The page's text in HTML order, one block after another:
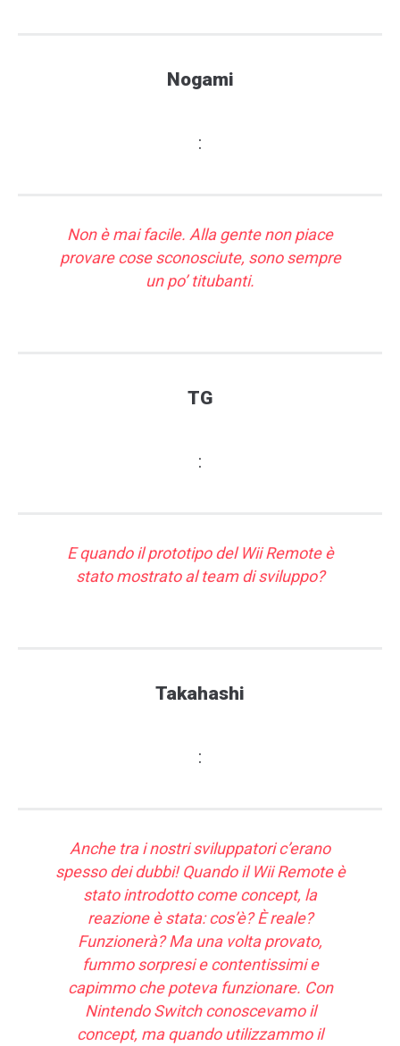
Nogami
:
Non è mai facile. Alla gente non piace
provare cose sconosciute, sono sempre
un po’ titubanti.
TG
:
E quando il prototipo del Wii Remote è
stato mostrato al team di sviluppo?
Takahashi
:
Anche tra i nostri sviluppatori c’erano
spesso dei dubbi! Quando il Wii Remote è
stato introdotto come concept, la
reazione è stata: cos’è? È reale?
Funzionerà? Ma una volta provato,
fummo sorpresi e contentissimi e
capimmo che poteva funzionare. Con
Nintendo Switch conoscevamo il
concept, ma quando utilizzammo il